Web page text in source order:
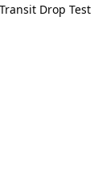
Drop Test